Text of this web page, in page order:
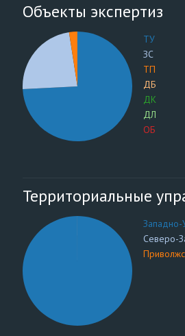
Объекты экспертиз
ТУ
ЗС
ТП
ДБ
ДК
ДЛ
ОБ
Территориальные
Западно-
Северо-